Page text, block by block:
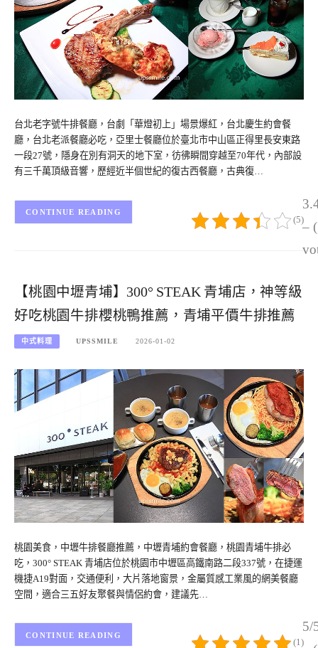
台北老字號牛排餐廳，台劇「華燈初上」場景爆紅，台北慶生約會餐
廳，台北老派餐廳必吃，亞里士餐廳位於臺北市中山區正得里長安東路
一段27號，隱身在別有洞天的地下室，彷彿瞬間穿越至70年代，內部設
有三千萬頂級音響，歷經近半個世紀的復古西餐廳，古典復…
–
(5)
CONTINUE READING
【桃園中壢青埔】300° STEAK 青埔店，神等級
好吃桃園牛排櫻桃鴨推薦，青埔平價牛排推薦
中式料理 UPSSMILE 2026-01-02
桃園美食，中壢牛排餐廳推薦，中壢青埔約會餐廳，桃園青埔牛排必
吃，300° STEAK 青埔店位於桃園市中壢區高鐵南路二段337號，在捷運
機捷A19對面，交通便利，大片落地窗景，金屬質感工業風的網美餐廳
空間，適合三五好友聚餐與情侶約會，建議先…
5/
(1)
CONTINUE READING